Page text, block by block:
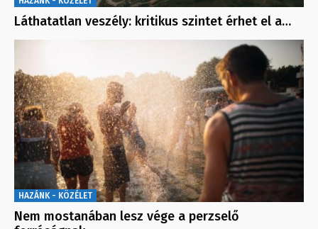
Láthatatlan veszély: kritikus szintet érhet el a…
HAZÁNK - KÖZÉLET
Nem mostanában lesz vége a perzselő